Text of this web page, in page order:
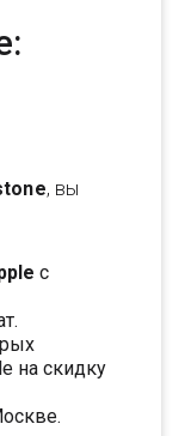
, вы
с
на скидку